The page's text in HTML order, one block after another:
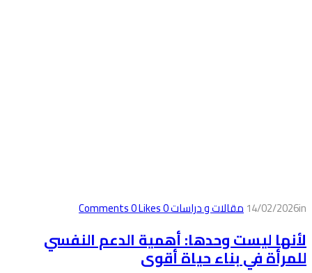
14/02/2026in مقالات و دراسات0
Comments
0Likes
لأنها ليست وحدها: أهمية الدعم النفسي
للمرأة في بناء حياة أقوى